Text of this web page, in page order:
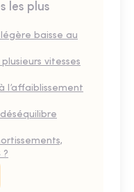
les plus
baisse au
vitesses
l’affaiblissement
?